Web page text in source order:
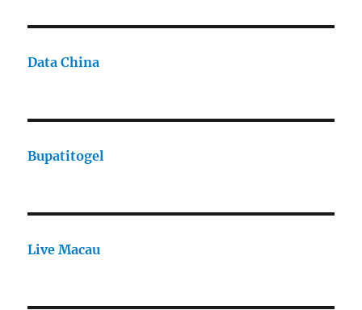
Data China
Bupatitogel
Live Macau